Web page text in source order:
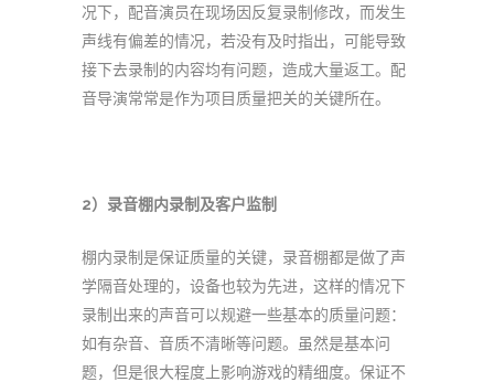
况下，配音演员在现场因反复录制修改，而发生
声线有偏差的情况，若没有及时指出，可能导致
接下去录制的内容均有问题，造成大量返工。配
音导演常常是作为项目质量把关的关键所在。
2）录音棚内录制及客户监制
棚内录制是保证质量的关键，录音棚都是做了声
学隔音处理的，设备也较为先进，这样的情况下
录制出来的声音可以规避一些基本的质量问题：
如有杂音、音质不清晰等问题。虽然是基本问
题，但是很大程度上影响游戏的精细度。保证不